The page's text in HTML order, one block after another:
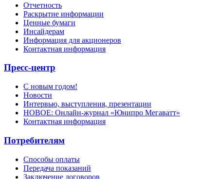
Отчетность
Раскрытие информации
Ценные бумаги
Инсайдерам
Информация для акционеров
Контактная информация
Пресс-центр
С новым годом!
Новости
Интервью, выступления, презентации
НОВОЕ: Онлайн-журнал «Юнипро Мегаватт»
Контактная информация
Потребителям
Способы оплаты
Передача показаний
Заключение договоров